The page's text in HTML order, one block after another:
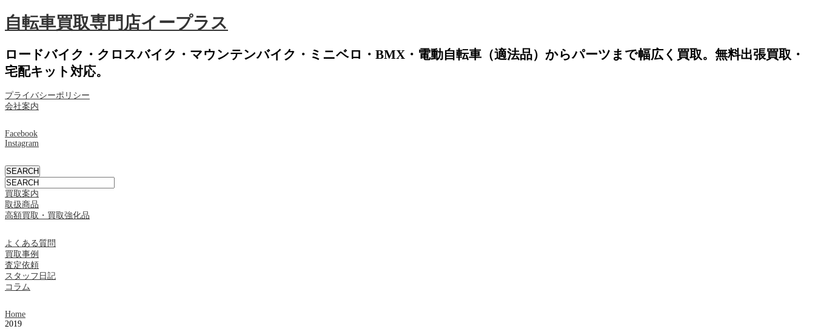
自転車買取専門店イープラス
ロードバイク・クロスバイク・マウンテンバイク・ミニベロ・BMX・電動自転車（適法品）からパーツまで幅広く買取。無料出張買取・
宅配キット対応。
プライバシーポリシー
会社案内
Facebook
Instagram
買取案内
取扱商品
高額買取・買取強化品
よくある質問
買取事例
査定依頼
スタッフ日記
コラム
Home
2019